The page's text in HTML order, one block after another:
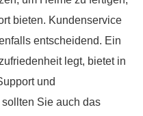
bieten. Kundenservice
entscheidend. Ein
legt, bietet in
und
Sie auch das